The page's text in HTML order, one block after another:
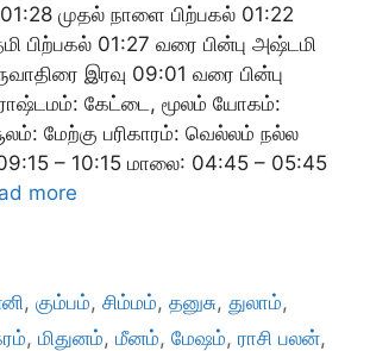
முதல் நாளை பிற்பகல் 01:22
பிற்பகல் 01:27 வரை பின்பு அஷ்டமி
இரவு 09:01 வரை பின்பு
கேட்டை, மூலம் யோகம்:
மேற்கு பரிகாரம்: வெல்லம் நல்ல
– 10:15 மாலை: 04:45 – 05:45
more
,கும்பம்,சிம்மம்,தனுசு,துலாம்,
, மிதுனம், மீனம், மேஷம், ராசி பலன்,